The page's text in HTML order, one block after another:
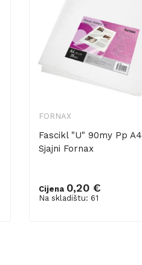
FORNAX
Fascikl "U" 90my Pp A4
Sjajni Fornax
Cijena 0,20 €
Na skladištu: 61
Dodaj u košaricu